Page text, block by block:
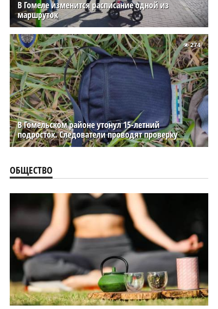
В Гомеле изменится расписание одной из
маршруток
В Гомельском районе утонул 15-летний
подросток. Следователи проводят проверку
274
ОБЩЕСТВО